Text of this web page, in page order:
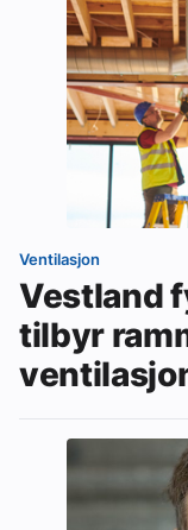
Ventilasjon
Vestland
tilbyr